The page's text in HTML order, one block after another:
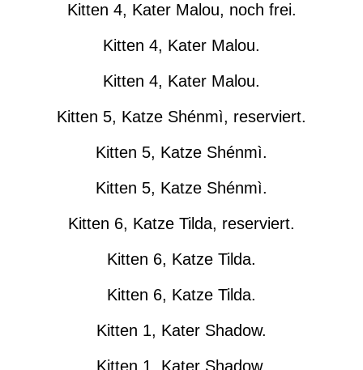
Kitten 4, Kater Malou, noch frei.
Kitten 4, Kater Malou.
Kitten 4, Kater Malou.
Kitten 5, Katze Shénmì, reserviert.
Kitten 5, Katze Shénmì.
Kitten 5, Katze Shénmì.
Kitten 6, Katze Tilda, reserviert.
Kitten 6, Katze Tilda.
Kitten 6, Katze Tilda.
Kitten 1, Kater Shadow.
Kitten 1, Kater Shadow.